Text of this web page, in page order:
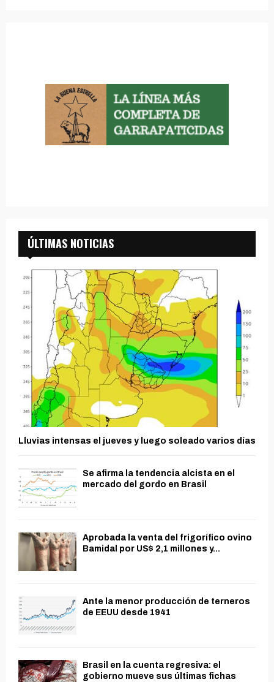
ÚLTIMAS NOTICIAS
Lluvias intensas el jueves y luego soleado varios días
Se afirma la tendencia alcista en el
mercado del gordo en Brasil
Aprobada la venta del frigorífico ovino
Bamidal por US$ 2,1 millones y...
Ante la menor producción de terneros
de EEUU desde 1941
Brasil en la cuenta regresiva: el
gobierno mueve sus últimas fichas